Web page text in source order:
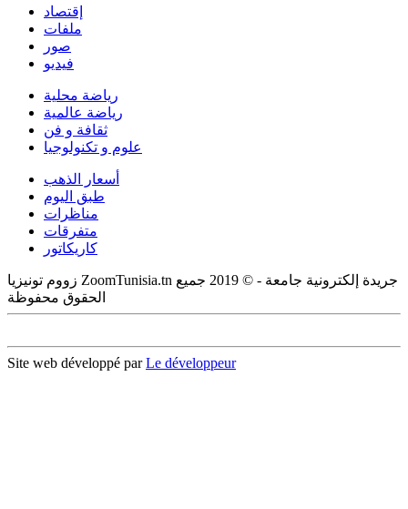
إقتصاد
ملفات
صور
فيديو
رياضة محلية
رياضة عالمية
ثقافة و فن
علوم و تكنولوجيا
أسعار الذهب
طبق اليوم
مناظرات
متفرقات
كاريكاتور
زووم تونيزيا ZoomTunisia.tn جريدة إلكترونية جامعة - © 2019 جميع
الحقوق محفوظة
Site web développé parLe développeur